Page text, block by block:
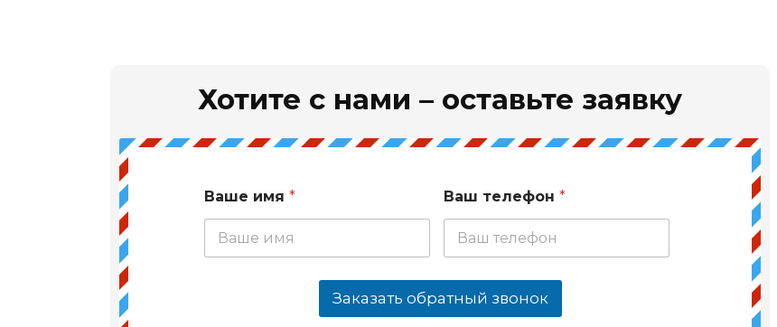
Хотите с нами – оставьте заявку
Ваше имя * Ваш телефон *
Заказать обратный звонок